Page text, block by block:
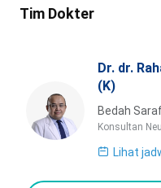
Tim Dokter
Dr. dr.
(K)
Bedah
Konsultan
Lihat